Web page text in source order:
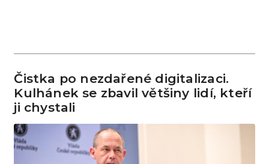
Čistka po nezdařené digitalizaci.
Kulhánek se zbavil většiny lidí, kteří
ji chystali